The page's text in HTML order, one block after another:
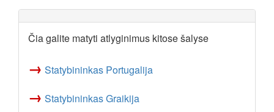
Čia galite matyti atlyginimus kitose šalyse
→ Statybininkas Portugalija
→ Statybininkas Graikija